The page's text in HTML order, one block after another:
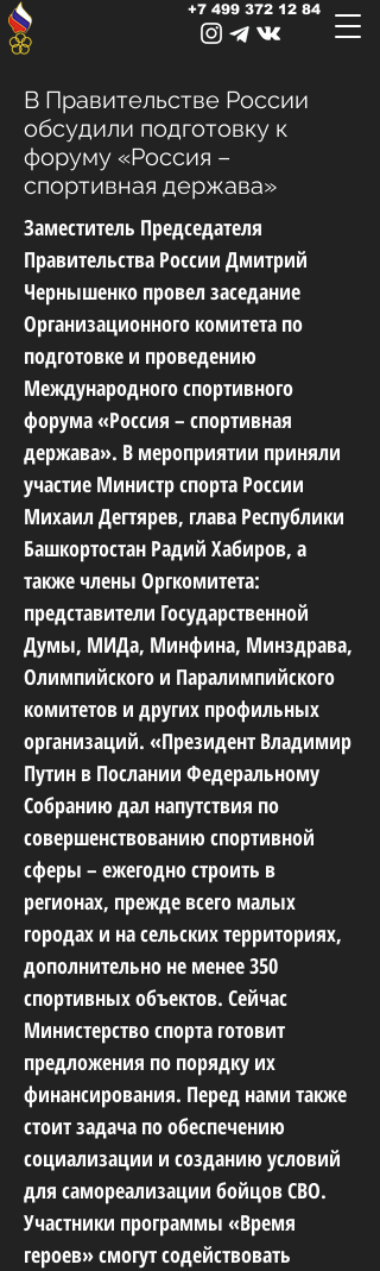
+7 499 372 12 84
В Правительстве России
обсудили подготовку к
форуму «Россия –
спортивная держава»
Заместитель Председателя
Правительства России Дмитрий
Чернышенко провел заседание
Организационного комитета по
подготовке и проведению
Международного спортивного
форума «Россия – спортивная
держава». В мероприятии приняли
участие Министр спорта России
Михаил Дегтярев, глава Республики
Башкортостан Радий Хабиров, а
также члены Оргкомитета:
представители Государственной
Думы, МИДа, Минфина, Минздрава,
Олимпийского и Паралимпийского
комитетов и других профильных
организаций. «Президент Владимир
Путин в Послании Федеральному
Собранию дал напутствия по
совершенствованию спортивной
сферы – ежегодно строить в
регионах, прежде всего малых
городах и на сельских территориях,
дополнительно не менее 350
спортивных объектов. Сейчас
Министерство спорта готовит
предложения по порядку их
финансирования. Перед нами также
стоит задача по обеспечению
социализации и созданию условий
для самореализации бойцов СВО.
Участники программы «Время
героев» смогут содействовать